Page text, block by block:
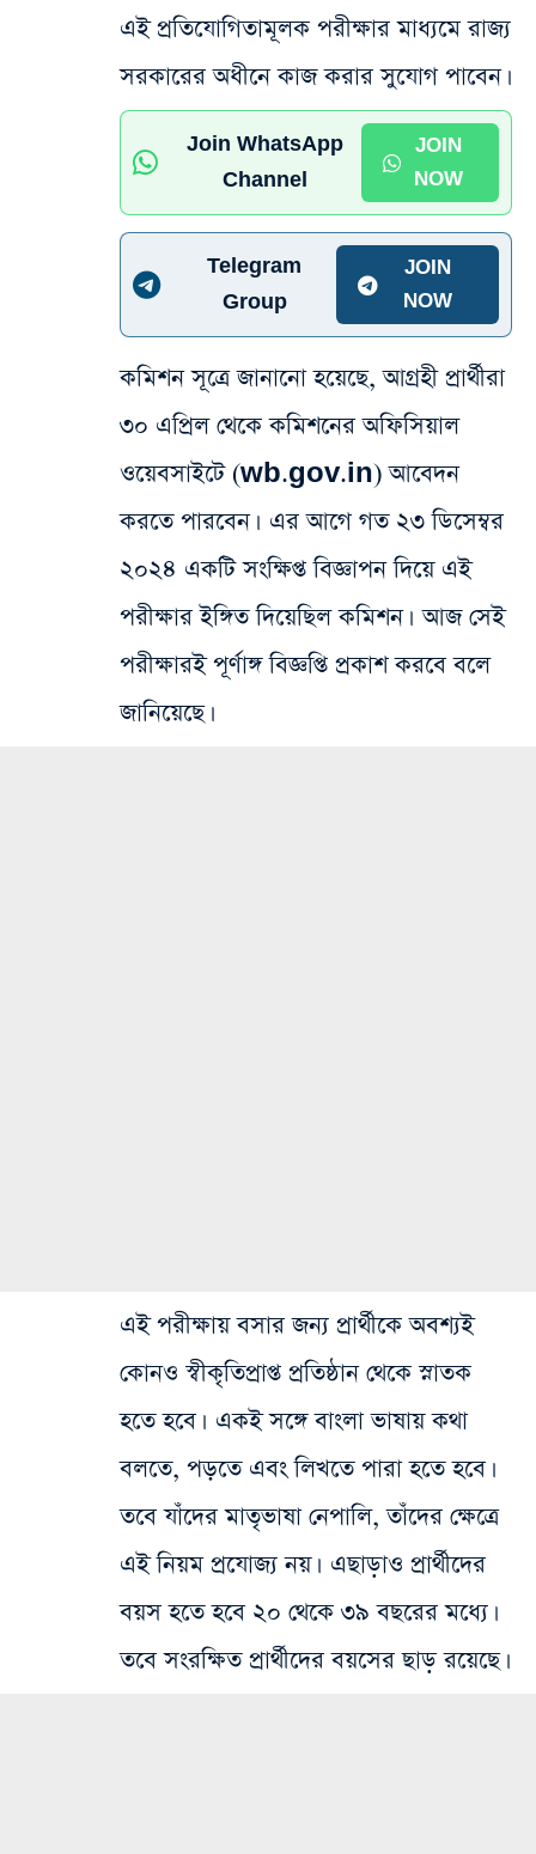
এই প্রতিযোগিতামূলক পরীক্ষার মাধ্যমে রাজ্য
সরকারের অধীনে কাজ করার সুযোগ পাবেন।
Join WhatsApp
Channel
JOIN
NOW
Telegram
Group
JOIN
NOW
কমিশন সূত্রে জানানো হয়েছে, আগ্রহী প্রার্থীরা
৩০ এপ্রিল থেকে কমিশনের অফিসিয়াল
ওয়েবসাইটে (wb.gov.in) আবেদন
করতে পারবেন। এর আগে গত ২৩ ডিসেম্বর
২০২৪ একটি সংক্ষিপ্ত বিজ্ঞাপন দিয়ে এই
পরীক্ষার ইঙ্গিত দিয়েছিল কমিশন। আজ সেই
পরীক্ষারই পূর্ণাঙ্গ বিজ্ঞপ্তি প্রকাশ করবে বলে
জানিয়েছে।
এই পরীক্ষায় বসার জন্য প্রার্থীকে অবশ্যই
কোনও স্বীকৃতিপ্রাপ্ত প্রতিষ্ঠান থেকে স্নাতক
হতে হবে। একই সঙ্গে বাংলা ভাষায় কথা
বলতে, পড়তে এবং লিখতে পারা হতে হবে।
তবে যাঁদের মাতৃভাষা নেপালি, তাঁদের ক্ষেত্রে
এই নিয়ম প্রযোজ্য নয়। এছাড়াও প্রার্থীদের
বয়স হতে হবে ২০ থেকে ৩৯ বছরের মধ্যে।
তবে সংরক্ষিত প্রার্থীদের বয়সের ছাড় রয়েছে।